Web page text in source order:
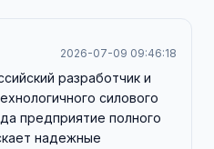
2026-07-09 09:46:18
разработчик и
силового
предприятие полного
надежные